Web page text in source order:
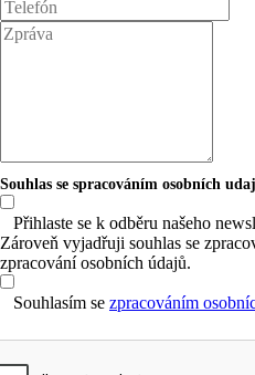
Souhlas se spracováním osobních
Přihlaste se k odběru našeho
Zároveň vyjadřuji souhlas se
zpracování osobních údajů.
Souhlasím se zpracováním